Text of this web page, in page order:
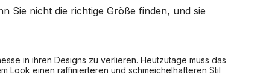
Sie nicht die richtige Größe finden, und sie
in ihren Designs zu verlieren. Heutzutage muss das
Look einen raffinierteren und schmeichelhafteren Stil